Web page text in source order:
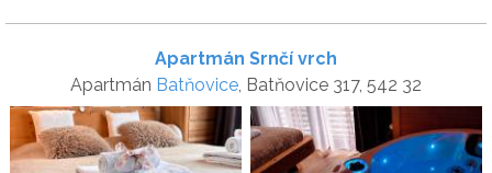
Apartmán Srnčí vrch
Apartmán Batňovice, Batňovice 317, 542 32